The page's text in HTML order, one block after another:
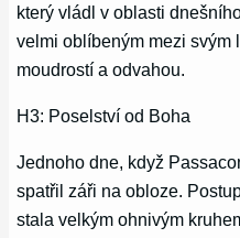
který vládl v oblasti
velmi oblíbeným mezi svým
moudrostí a odvahou.
H3: Poselství od Boha
Jednoho dne, když
spatřil záři na obloze.
stala velkým ohnivým